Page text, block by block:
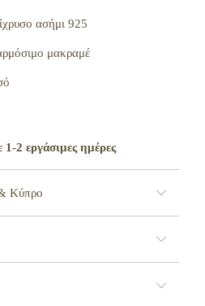
ασήμι 925
μακραμέ
2 εργάσιμες ημέρες
Κύπρο